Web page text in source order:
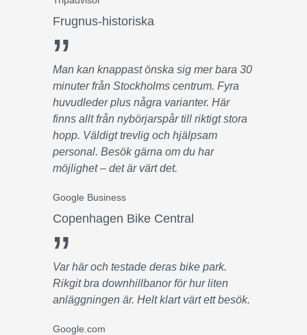
Frugnus-historiska
”
Man kan knappast önska sig mer bara 30
minuter från Stockholms centrum. Fyra
huvudleder plus några varianter. Här
finns allt från nybörjarspår till riktigt stora
hopp. Väldigt trevlig och hjälpsam
personal. Besök gärna om du har
möjlighet – det är värt det.
Google Business
Copenhagen Bike Central
”
Var här och testade deras bike park.
Rikgit bra downhillbanor för hur liten
anläggningen är. Helt klart värt ett besök.
Google.com